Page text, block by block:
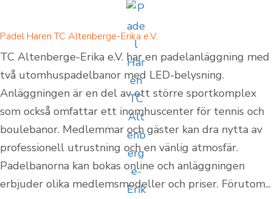
Padel Haren TC Altenberge-Erika e.V.
TC Altenberge-Erika e.V. har en padelanläggning med
två utomhuspadelbanor med LED-belysning.
Anläggningen är en del av ett större sportkomplex
som också omfattar ett inomhuscenter för tennis och
boulebanor. Medlemmar och gäster kan dra nytta av
professionell utrustning och en vänlig atmosfär.
Padelbanorna kan bokas online och anläggningen
erbjuder olika medlemsmodeller och priser. Förutom...